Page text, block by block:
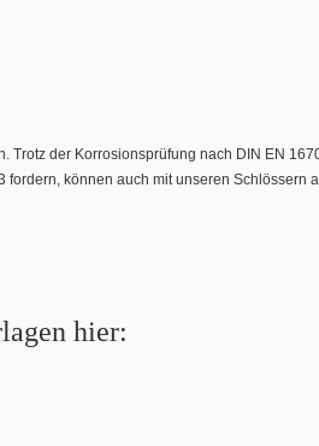
der Korrosionsprüfung nach DIN EN
können auch mit unseren Schlössern
hier: